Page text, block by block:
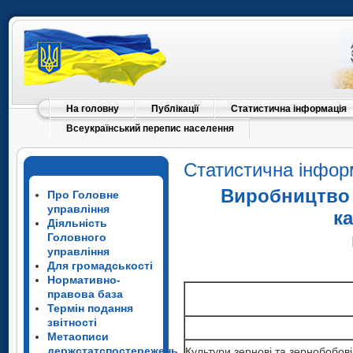
На головну Публікації
Статистична інформація
Всеукраїнський перепис населення
Про Головне
управління
Діяльність
Головного
управління
Для громадськості
Нормативно-
правова база
Термін подання
звітності
Метаописи
Статистична
Виробництво
Культури зернові та
зернобобові1
Культури зернові та